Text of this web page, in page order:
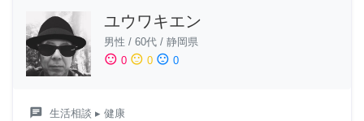
ユウワキエン
男性 / 60代 / 静岡県
sentiment_satisfied 0 sentiment_neutral 0 sentiment_dissatisfied 0
chat 生活相談 ▸ 健康